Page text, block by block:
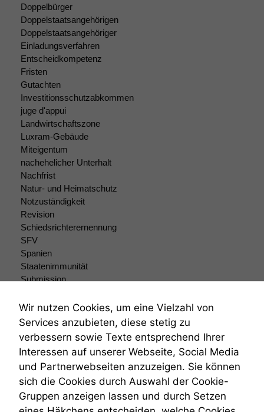
Doppelbürger
Doppelstaatsangehörigen
Doppelstaatsangehöriger
Einladungsverfahren
Entscheidkompetenz
Fristen
Gutachten
Investitionsschutzabkommen
juge d'appui
Landwirtschaftszone
Luxram-Gebäude
Miteigentum
nachehelicher Unterhalt
Nachfrist
Natur- und Heimatschutz
Notzuständigkeit
Revision
Schiedsrichterernennung
SFV
Spanien
Staatenimmunität
Submission
Teilungsklage
Venezuela
VRK
Wiederherstellungsanordnung
Zivilprozessordnung
ZPO
Zustellfiktion
Zuständigkeit
Öffentliches Personalrecht
Wir nutzen Cookies, um eine Vielzahl von
Services anzubieten, diese stetig zu
verbessern sowie Texte entsprechend Ihrer
Interessen auf unserer Webseite, Social Media
und Partnerwebseiten anzuzeigen. Sie können
sich die Cookies durch Auswahl der Cookie-
Gruppen anzeigen lassen und durch Setzen
Funktionalität
Funktionen auf
dieser Website
sind optional.
Wenn Sie
diese Option
deaktivieren,
kann die
Website nicht
zu 100%